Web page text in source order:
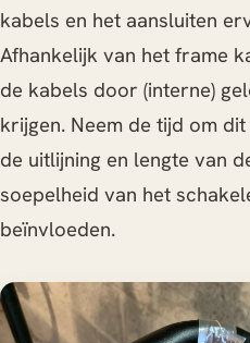
kabels en het aansluiten
Afhankelijk van het frame
de kabels door (interne)
krijgen. Neem de tijd om
de uitlijning en lengte van
soepelheid van het
beïnvloeden.